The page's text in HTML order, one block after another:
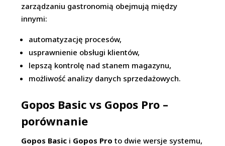
zarządzaniu gastronomią obejmują między
innymi:
automatyzację procesów,
usprawnienie obsługi klientów,
lepszą kontrolę nad stanem magazynu,
możliwość analizy danych sprzedażowych.
Gopos Basic vs Gopos Pro –
porównanie
Gopos Basic i Gopos Pro to dwie wersje systemu,